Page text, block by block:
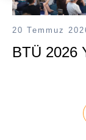
20 Temmuz
BTÜ 2026